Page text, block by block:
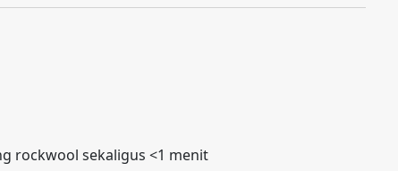
rockwool sekaligus <1 menit